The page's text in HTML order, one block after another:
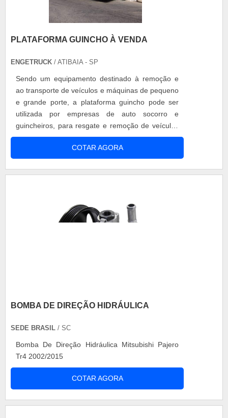
PLATAFORMA GUINCHO À VENDA
ENGETRUCK / ATIBAIA - SP
Sendo um equipamento destinado à remoção e
ao transporte de veículos e máquinas de pequeno
e grande porte, a plataforma guincho pode ser
utilizada por empresas de auto socorro e
guincheiros, para resgate e remoção de veículos
com pane ou acidentados. Por isso, ao procurar
por plataforma guincho à venda é necessário
contar com um equipamento de confiança.
COTAR AGORA
BOMBA DE DIREÇÃO HIDRÁULICA
SEDE BRASIL / SC
Bomba De Direção Hidráulica Mitsubishi Pajero
Tr4 2002/2015
COTAR AGORA